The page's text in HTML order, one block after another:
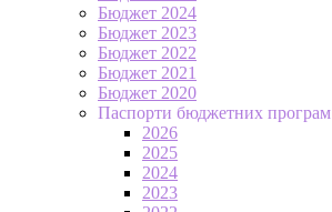
Бюджет 2024
Бюджет 2023
Бюджет 2022
Бюджет 2021
Бюджет 2020
Паспорти бюджетних програм
2026
2025
2024
2023